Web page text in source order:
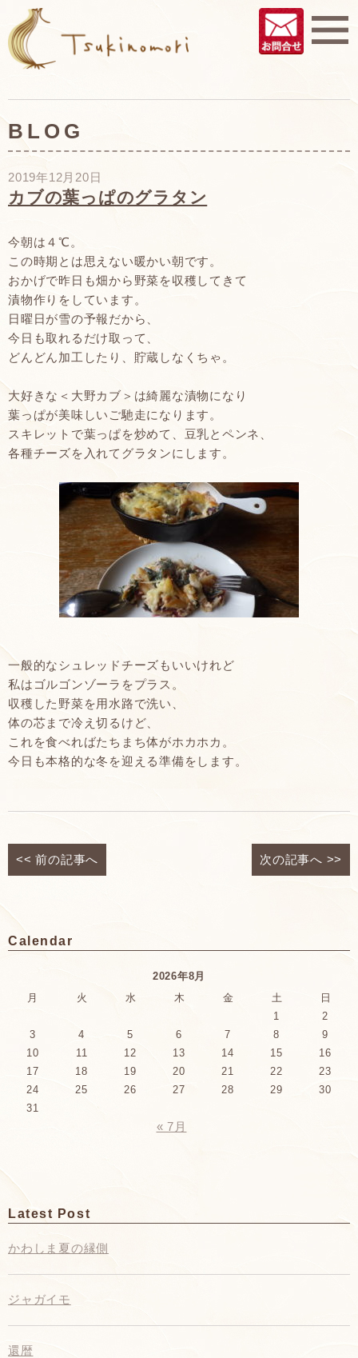
BLOG
2019年12月20日
カブの葉っぱのグラタン
今朝は４℃。
この時期とは思えない暖かい朝です。
おかげで昨日も畑から野菜を収穫してきて
漬物作りをしています。
日曜日が雪の予報だから、
今日も取れるだけ取って、
どんどん加工したり、貯蔵しなくちゃ。
大好きな＜大野カブ＞は綺麗な漬物になり
葉っぱが美味しいご馳走になります。
スキレットで葉っぱを炒めて、豆乳とペンネ、
各種チーズを入れてグラタンにします。
一般的なシュレッドチーズもいいけれど
私はゴルゴンゾーラをプラス。
収穫した野菜を用水路で洗い、
体の芯まで冷え切るけど、
これを食べればたちまち体がホカホカ。
今日も本格的な冬を迎える準備をします。
<<前の記事へ 次の記事へ >>
Calendar
2026年8月
月
火 水 木 金 土
日
1
2
3
4 5 6 7 8
9
10
11 12 13 14 15
16
17
18 19 20 21 22
23
24
25 26 27 28 29
30
31
« 7月
Latest Post
かわしま夏の縁側
ジャガイモ
還暦